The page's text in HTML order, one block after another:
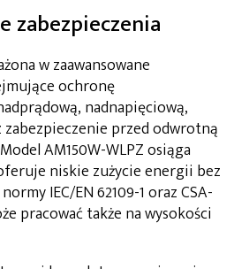
zabezpieczenia
w zaawansowane
ochronę
nadnapięciową,
przed odwrotną
AM150W-WLPZ osiąga
niskie zużycie energii bez
IEC/EN 62109-1 oraz CSA-
pracować także na wysokości